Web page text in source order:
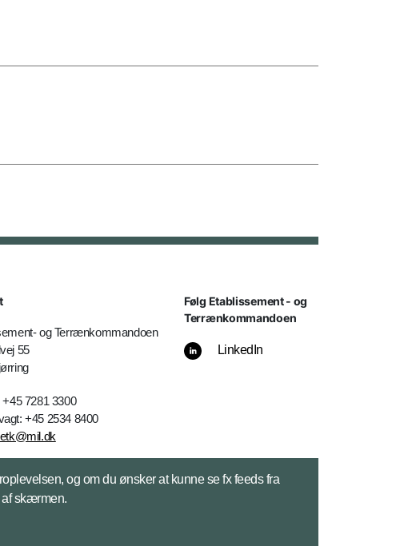
og Terrænkommandoen
55
+45 7281 3300
+45 2534 8400
etk@mil.dk
Følg Etablissement - og
Terrænkommandoen
LinkedIn
og om du ønsker at kunne se fx feeds fra
af skærmen.